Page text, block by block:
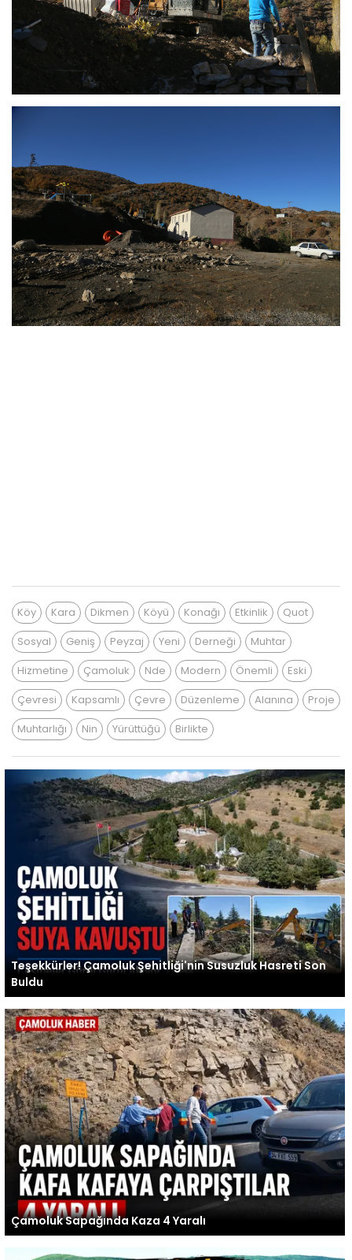
Köy Kara Dikmen Köyü Konağı Etkinlik
Quot
Sosyal
Geniş Peyzaj Yeni Derneği
Muhtar
Hizmetine
Çamoluk Nde Modern Önemli
Eski
Çevresi
Kapsamlı Çevre Düzenleme Alanına
Proje
Muhtarlığı
Nin Yürüttüğü Birlikte
Teşekkürler! Çamoluk Şehitliği'nin Susuzluk Hasreti Son
Buldu
Çamoluk Sapağında Kaza 4 Yaralı